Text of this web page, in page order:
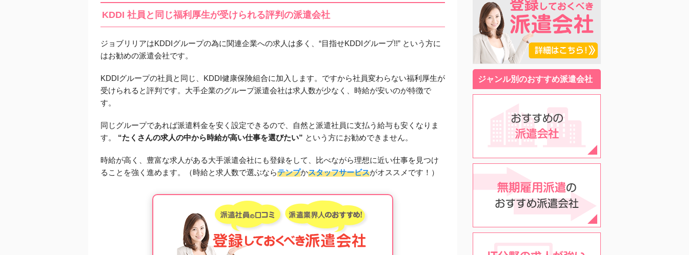
KDDI 社員と同じ福利厚生が受けられる評判の派遣会社
ジョブリリアはKDDIグループの為に関連企業への求人は多く、“目指せKDDIグループ!!” という方に
はお勧めの派遣会社です。
KDDIグループの社員と同じ、KDDI健康保険組合に加入します。ですから社員変わらない福利厚生が
受けられると評判です。大手企業のグループ派遣会社は求人数が少なく、時給が安いのが特徴で
す。
同じグループであれば派遣料金を安く設定できるので、自然と派遣社員に支払う給与も安くなりま
す。
“たくさんの求人の中から時給が高い仕事を選びたい” という方にお勧めできません。
時給が高く、豊富な求人がある大手派遣会社にも登録をして、比べながら理想に近い仕事を見つけ
ることを強く進めます。（時給と求人数で選ぶならテンプかスタッフサービスがオススメです！）
ジャンル別のおすすめ派遣会社